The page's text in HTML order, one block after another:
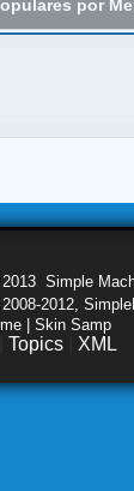
por
Simple
2012,
| Skin Samp
Topics XML